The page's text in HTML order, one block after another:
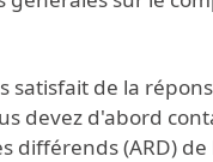
satisfait de la
devez d'abord
différends (ARD)